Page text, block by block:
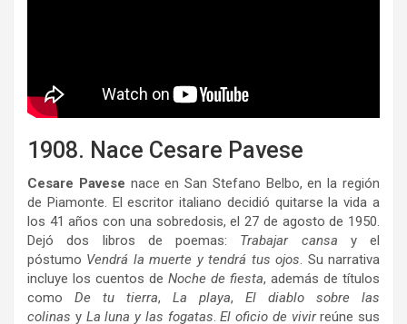
1908. Nace Cesare Pavese
Cesare Pavese nace en San Stefano Belbo, en la región
de Piamonte. El escritor italiano decidió quitarse la vida a
los 41 años con una sobredosis, el 27 de agosto de 1950.
Dejó dos libros de poemas: Trabajar cansa y el
póstumo Vendrá la muerte y tendrá tus ojos. Su narrativa
incluye los cuentos de Noche de fiesta, además de títulos
como De tu tierra, La playa, El diablo sobre las
colinas yLa luna y las fogatas.El oficio de vivirreúne sus